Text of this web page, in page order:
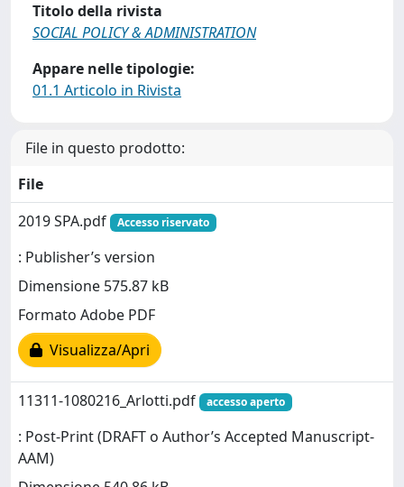
Titolo della rivista
SOCIAL POLICY & ADMINISTRATION
Appare nelle tipologie:
01.1 Articolo in Rivista
File in questo prodotto:
File
2019 SPA.pdf
Accesso riservato
: Publisher’s version
Dimensione 575.87 kB
Formato Adobe PDF
Visualizza/Apri
11311-1080216_Arlotti.pdf accesso aperto
: Post-Print (DRAFT o Author’s Accepted Manuscript-
AAM)